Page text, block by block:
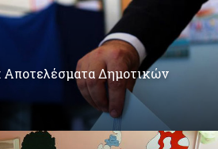
Αποτελέσματα Δημοτικών